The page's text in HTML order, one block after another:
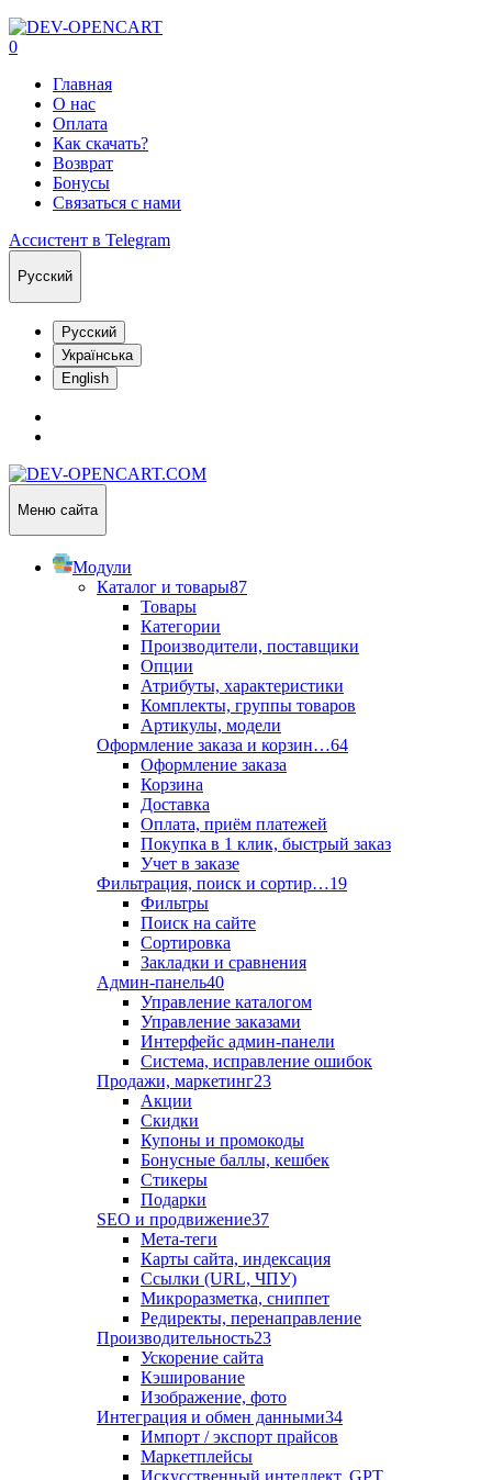
0
Главная
О нас
Оплата
Как скачать?
Возврат
Бонусы
Связаться с нами
Ассистент в Telegram
Русский
Русский
Українська
English
Меню сайта
Модули
Каталог и товары87
Товары
Категории
Производители, поставщики
Опции
Атрибуты, характеристики
Комплекты, группы товаров
Артикулы, модели
Оформление заказа и корзин…64
Оформление заказа
Корзина
Доставка
Оплата, приём платежей
Покупка в 1 клик, быстрый заказ
Учет в заказе
Фильтрация, поиск и сортир…19
Фильтры
Поиск на сайте
Сортировка
Закладки и сравнения
Админ-панель40
Управление каталогом
Управление заказами
Интерфейс админ-панели
Система, исправление ошибок
Продажи, маркетинг23
Акции
Скидки
Купоны и промокоды
Бонусные баллы, кешбек
Стикеры
Подарки
SEO и продвижение37
Мета-теги
Карты сайта, индексация
Ссылки (URL, ЧПУ)
Микроразметка, сниппет
Редиректы, перенаправление
Производительность23
Ускорение сайта
Кэширование
Изображение, фото
Интеграция и обмен данными34
Импорт / экспорт прайсов
Маркетплейсы